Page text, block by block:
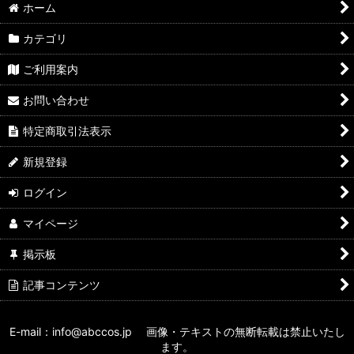
ホーム
カテゴリ
ご利用案内
お問い合わせ
特定商取引法表示
新規登録
ログイン
マイページ
掲示板
記事コンテンツ
E-mail：info@abccos.jp 画像・テキストの無断転載は禁止いたし
ます。